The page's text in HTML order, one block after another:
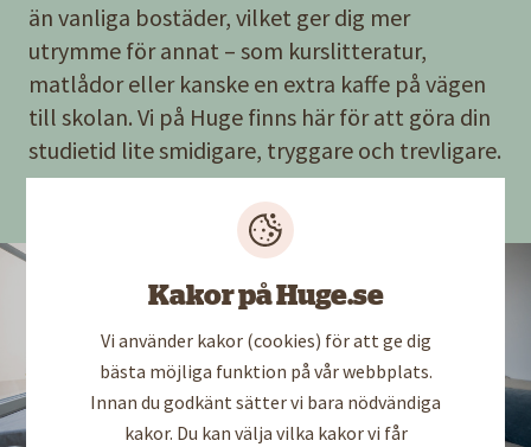
Kakor på Huge.se
Vi använder kakor (cookies) för att ge dig
bästa möjliga funktion på vår webbplats.
Innan du godkänt sätter vi bara nödvändiga
kakor. Du kan välja vilka kakor vi får
än vanliga bostäder, vilket ger dig mer
utrymme för annat – som kurslitteratur,
matlådor eller kanske en extra kaffe på vägen
till skolan. Vi på Huge finns här för att göra din
studietid lite smidigare, tryggare och trevligare.
Här kan du se alla våra studentboenden